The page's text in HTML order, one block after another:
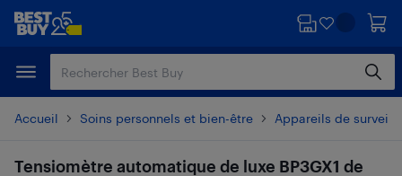
Passer
principal
Passer
Accueil Soins personnels et bien-être Appareils de
Tensiomètre automatique de luxe BP3GX1 de